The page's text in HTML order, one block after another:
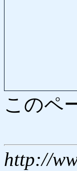
このペ
http://